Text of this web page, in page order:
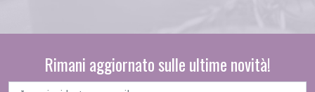
Rimani aggiornato sulle ultime novità!